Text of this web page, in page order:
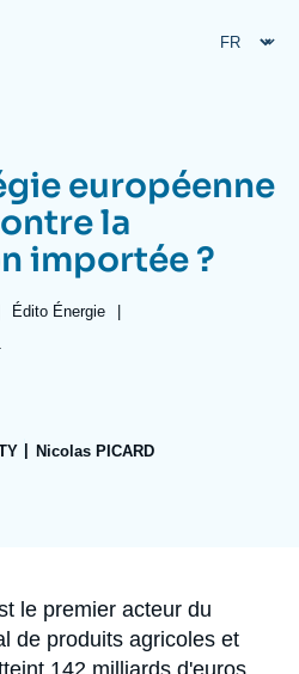
soutenir
européenne
la
importée ?
Référence
Édito Énergie
|
Nicolas PICARD
le premier acteur du
de produits agricoles et
142 milliards d'euros